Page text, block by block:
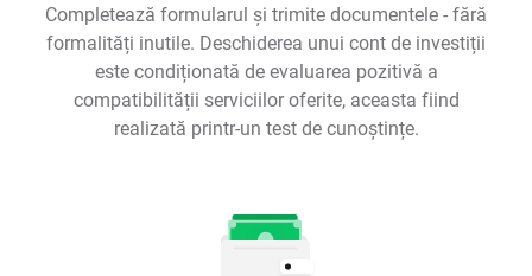
Completează formularul și trimite documentele - fără
formalități inutile. Deschiderea unui cont de investiții
este condiționată de evaluarea pozitivă a
compatibilității serviciilor oferite, aceasta fiind
realizată printr-un test de cunoștințe.